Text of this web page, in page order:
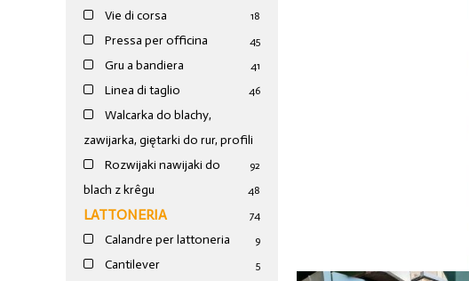
Vie di corsa 18
Pressa per officina 45
Gru a bandiera 41
Linea di taglio 46
Walcarka do blachy,
zawijarka, giętarki do rur, profili
92
Rozwijaki nawijaki do
blach z krêgu
48
LATTONERIA 74
Calandre per lattoneria 9
Cantilever 5